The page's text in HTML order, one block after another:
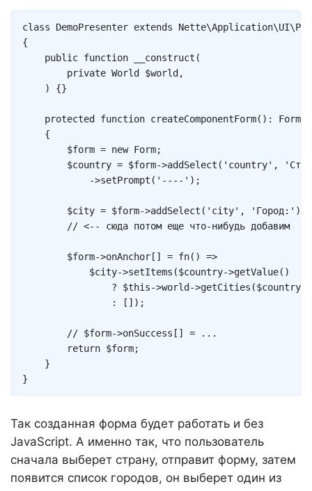
class DemoPresenter extends Nette\Application\UI\
{
public function __construct (
private World $world ,
)
{}
protected function createComponentForm( ) :
Form
{
$form = new Form;
$country = $form->addSelect ( 'country' ,
->setPrompt ( '----' ) ;
$city = $form->addSelect ( 'city' , 'Город:' )
// <-- сюда потом еще что-нибудь добавим
$form->onAnchor [ ] = fn( )
=>
$city->setItems ($country->getValue( )
?
$this->world ->getCities ($country
:
[ ] ) ;
// $form->onSuccess[] = ...
return $form;
}
}
Copy
Так созданная форма будет работать и без
JavaScript. А именно так, что пользователь
сначала выберет страну, отправит форму, затем
появится список городов, он выберет один из